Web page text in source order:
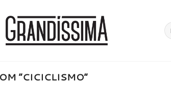
“CICICLISMO”